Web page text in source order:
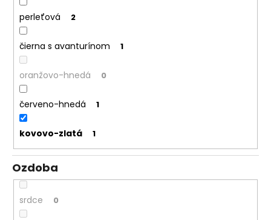
perleťová 2
čierna s avanturínom 1
oranžovo-hnedá 0
červeno-hnedá 1
kovovo-zlatá 1
Ozdoba
srdce 0